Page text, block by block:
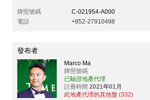
牌照號碼
C-021954-A000
電話
+852-27910498
發布者
Marco Ma
牌照號碼
已驗證地產代理
註冊時間 2021年01月
此地產代理的其他盤 (332)